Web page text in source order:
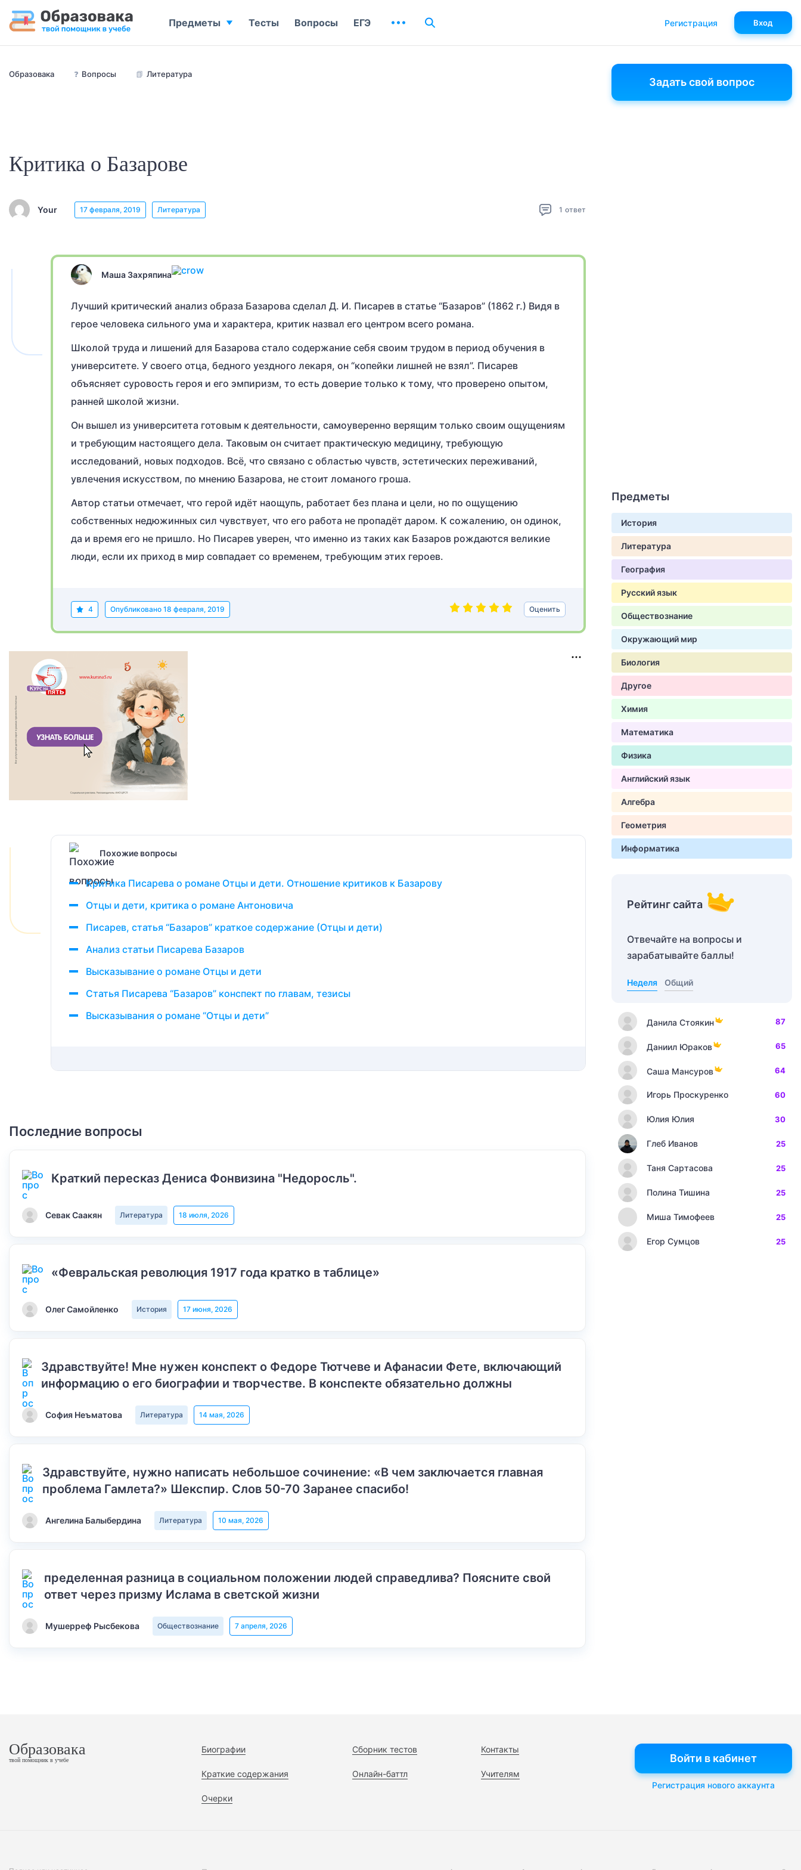
Образовака ❓ Вопросы 📗 Литература
Критика о Базарове
Your 17 февраля, 2019 Литература 1 ответ
Маша Захряпина
Лучший критический анализ образа Базарова сделал Д. И. Писарев в статье “Базаров” (1862 г.) Видя в
герое человека сильного ума и характера, критик назвал его центром всего романа.
Школой труда и лишений для Базарова стало содержание себя своим трудом в период обучения в
университете. У своего отца, бедного уездного лекаря, он “копейки лишней не взял”. Писарев
объясняет суровость героя и его эмпиризм, то есть доверие только к тому, что проверено опытом,
ранней школой жизни.
Он вышел из университета готовым к деятельности, самоуверенно верящим только своим ощущениям
и требующим настоящего дела. Таковым он считает практическую медицину, требующую
исследований, новых подходов. Всё, что связано с областью чувств, эстетических переживаний,
увлечения искусством, по мнению Базарова, не стоит ломаного гроша.
Автор статьи отмечает, что герой идёт наощупь, работает без плана и цели, но по ощущению
собственных недюжинных сил чувствует, что его работа не пропадёт даром. К сожалению, он одинок,
да и время его не пришло. Но Писарев уверен, что именно из таких как Базаров рождаются великие
люди, если их приход в мир совпадает со временем, требующим этих героев.
4 Опубликовано 18 февраля, 2019 Оценить
Похожие вопросы
Критика Писарева о романе Отцы и дети. Отношение критиков к Базарову
Отцы и дети, критика о романе Антоновича
Писарев, статья “Базаров” краткое содержание (Отцы и дети)
Анализ статьи Писарева Базаров
Высказывание о романе Отцы и дети
Статья Писарева “Базаров” конспект по главам, тезисы
Высказывания о романе “Отцы и дети”
Последние вопросы
Краткий пересказ Дениса Фонвизина "Недоросль".
Севак Саакян Литература 18 июля, 2026
«Февральская революция 1917 года кратко в таблице»
Олег Самойленко История 17 июня, 2026
Здравствуйте! Мне нужен конспект о Федоре Тютчеве и Афанасии Фете, включающий
информацию о его биографии и творчестве. В конспекте обязательно должны
София Неъматова Литература 14 мая, 2026
Здравствуйте, нужно написать небольшое сочинение: «В чем заключается главная
проблема Гамлета?» Шекспир. Слов 50-70 Заранее спасибо!
Ангелина Балыбердина Литература 10 мая, 2026
пределенная разница в социальном положении людей справедлива? Поясните свой
ответ через призму Ислама в светской жизни
Мушерреф Рысбекова Обществознание 7 апреля, 2026
Задать свой вопрос
Предметы
История
Литература
География
Русский язык
Обществознание
Окружающий мир
Биология
Другое
Химия
Математика
Физика
Английский язык
Алгебра
Геометрия
Информатика
Рейтинг сайта
Отвечайте на вопросы и
зарабатывайте баллы!
Неделя Общий
Данила Стоякин 87
Даниил Юраков 65
Саша Мансуров 64
Игорь Проскуренко 60
Юлия Юлия 30
Глеб Иванов 25
Таня Сартасова 25
Полина Тишина 25
Миша Тимофеев 25
Егор Сумцов 25
Предметы Тесты Вопросы ЕГЭ Регистрация Вход
Образовака
твой помощник в учебе
Биографии
Краткие содержания
Очерки
Сборник тестов
Онлайн-баттл
Контакты
Учителям
Войти в кабинет
Регистрация нового аккаунта